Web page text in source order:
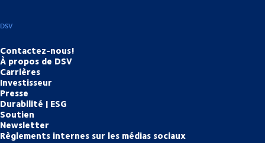
DSV
Contactez-nous!
À propos de DSV
Carrières
Investisseur
Presse
Durabilité | ESG
Soutien
Newsletter
Règlements internes sur les médias sociaux